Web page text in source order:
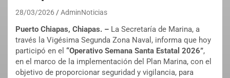
28/03/2026 AdminNoticias
Puerto Chiapas, Chiapas. – La Secretaría de Marina, a
través la Vigésima Segunda Zona Naval, informa que hoy
participó en el “Operativo Semana Santa Estatal 2026”,
en el marco de la implementación del Plan Marina, con el
objetivo de proporcionar seguridad y vigilancia, para